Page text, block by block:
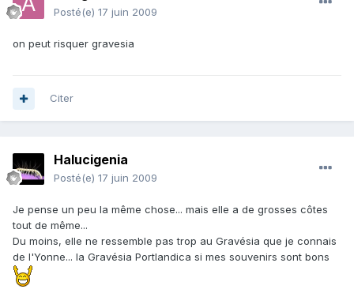
Posté(e) 17 juin 2009
on peut risquer gravesia
Citer
Halucigenia
Posté(e) 17 juin 2009
Je pense un peu la même chose... mais elle a de grosses côtes
tout de même...
Du moins, elle ne ressemble pas trop au Gravésia que je connais
de l'Yonne... la Gravésia Portlandica si mes souvenirs sont bons